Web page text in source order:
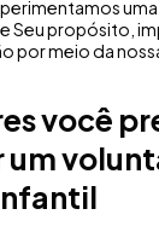
Seu propósito,
por meio da
você
um